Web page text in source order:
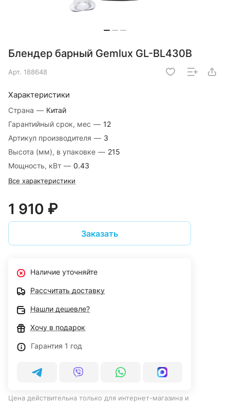
Блендер барный Gemlux GL-BL430B
Арт. 188648
Характеристики
Страна — Китай
Гарантийный срок, мес — 12
Артикул производителя — 3
Высота (мм), в упаковке — 215
Мощность, кВт — 0.43
Все характеристики
1 910 ₽
Заказать
Наличие уточняйте
Рассчитать доставку
Нашли дешевле?
Хочу в подарок
Гарантия 1 год
Цена действительна только для интернет-магазина и